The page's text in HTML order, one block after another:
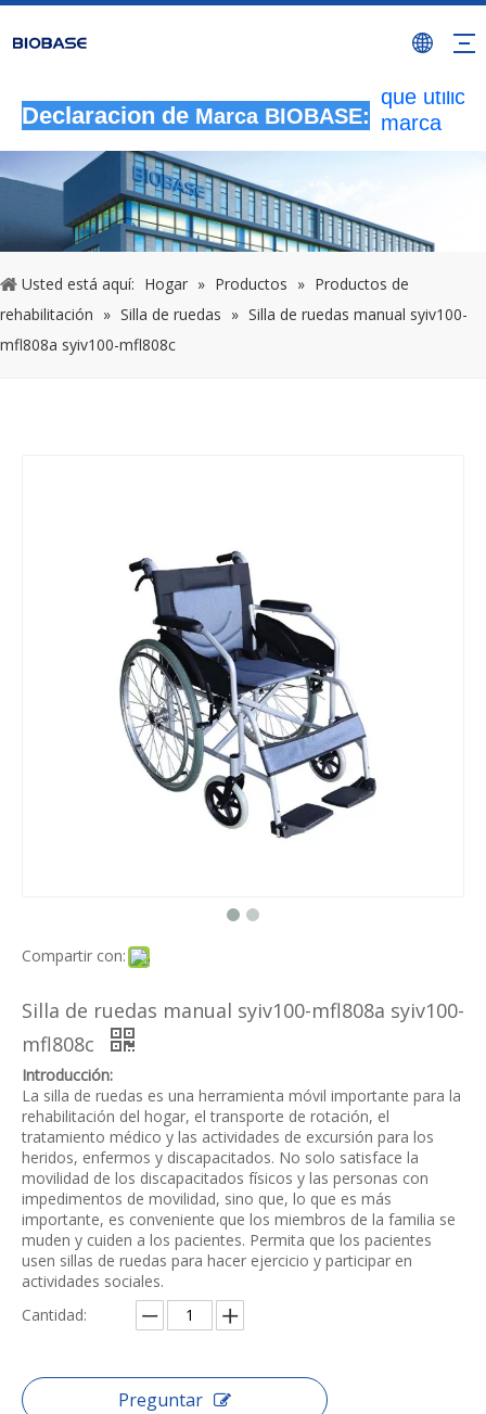
Declaracion de Marca BIOBASE:
Todas las
que
marca
legal.
Usted está aquí: Hogar » Productos » Productos de
rehabilitación » Silla de ruedas » Silla de ruedas manual syiv100-
mfl808a syiv100-mfl808c
Compartir con:
Silla de ruedas manual syiv100-mfl808a syiv100-
mfl808c
Introducción:
La silla de ruedas es una herramienta móvil importante para la
rehabilitación del hogar, el transporte de rotación, el
tratamiento médico y las actividades de excursión para los
heridos, enfermos y discapacitados. No solo satisface la
movilidad de los discapacitados físicos y las personas con
impedimentos de movilidad, sino que, lo que es más
importante, es conveniente que los miembros de la familia se
muden y cuiden a los pacientes. Permita que los pacientes
usen sillas de ruedas para hacer ejercicio y participar en
actividades sociales.
Cantidad:
Preguntar